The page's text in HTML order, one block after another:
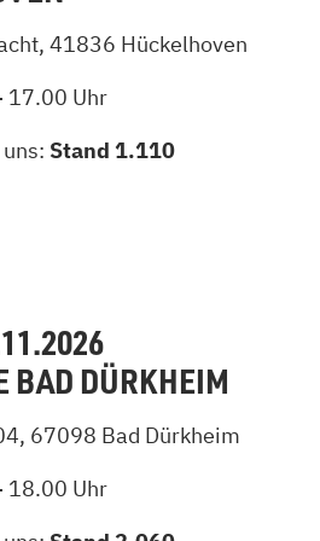
41836 Hückelhoven
17.00 Uhr
Stand 1.110
BAD DÜRKHEIM
67098 Bad Dürkheim
18.00 Uhr